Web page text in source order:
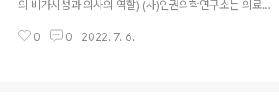
함세웅 이사장과 인재근 의원을 비롯해 약 130여 명이 넘
는 분들이 참석했다. 특히, 많은 고문피해 생존자들과 가족
의 비가시성과 의사의 역할) (사)인권의학연구소는 의료인
행하고 있다. 월례강좌를 통해 의료 관련 인권 이슈를 소개
0 0 2022. 7. 6.